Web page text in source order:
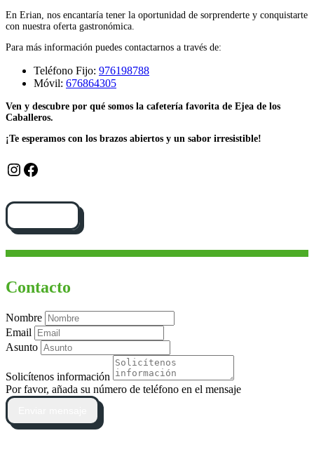
En Erian, nos encantaría tener la oportunidad de sorprenderte y conquistarte
con nuestra oferta gastronómica.
Para más información puedes contactarnos a través de:
Teléfono Fijo: 976198788
Móvil: 676864305
Ven y descubre por qué somos la cafetería favorita de Ejea de los
Caballeros.
¡Te esperamos con los brazos abiertos y un sabor irresistible!
Instagram
Facebook
Contacto
Nombre
Email
Asunto
Solicítenos información
Por favor, añada su número de teléfono en el mensaje